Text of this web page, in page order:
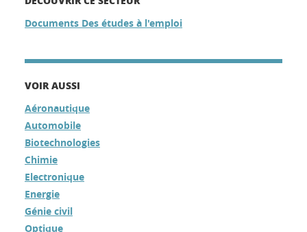
Documents Des études à l'emploi
VOIR AUSSI
Aéronautique
Automobile
Biotechnologies
Chimie
Electronique
Energie
Génie civil
Optique